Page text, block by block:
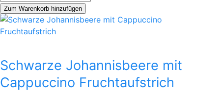
Schwarze Johannisbeere mit
Cappuccino Fruchtaufstrich